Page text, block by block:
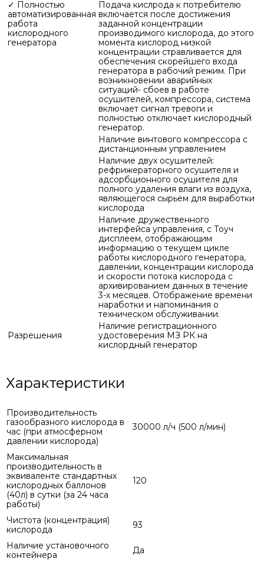
✓ Полностью
автоматизированная
работа
кислородного
генератора
Подача кислрода к потребителю
включается после достижения
заданной концентрации
производимого кислорода, до этого
момента кислород низкой
концентрации стравливается для
обеспечения скорейшего входа
генератора в рабочий режим. При
возникновении аварийных
ситуаций- сбоев в работе
осушителей, компрессора, система
включает сигнал тревоги и
полностью отключает кислородный
генератор.
Наличие винтового компрессора с
дистанционным управлением
Наличие двух осушителей:
рефрижераторного осушителя и
адсорбционного осушителя для
полного удаления влаги из воздуха,
являющегося сырьем для выработки
кислорода
Наличие дружественного
интерфейса управления, с Тоуч
дисплеем, отображающим
информацию о текущем цикле
работы кислородного генератора,
давлении, концентрации кислорода
и скорости потока кислорода с
архивированием данных в течение
3-х месяцев. Отображение времени
наработки и напоминания о
техническом обслуживании.
Разрешения
Наличие регистрационного
удостоверения МЗ РК на
кислордный генератор
Характеристики
Производительность
газообразного кислорода в
час (при атмосферном
давлении кислорода)
30000 л/ч (500 л/мин)
Максимальная
производительность в
эквиваленте стандартных
кислородных баллонов
(40л) в сутки (за 24 часа
работы)
120
Чистота (концентрация)
кислорода
93
Наличие установочного
контейнера
Да